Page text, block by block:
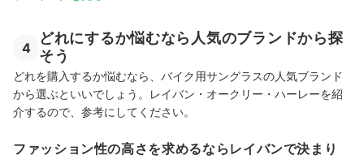
4
どれにするか悩むなら人気のブランドから探
そう
どれを購入するか悩むなら、バイク用サングラスの人気ブランド
から選ぶといいでしょう。レイバン・オークリー・ハーレーを紹
介するので、参考にしてください。
ファッション性の高さを求めるならレイバンで決まり